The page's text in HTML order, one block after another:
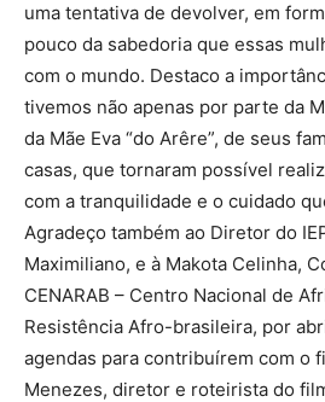
uma tentativa de devolver, em
pouco da sabedoria que essas
com o mundo. Destaco a
tivemos não apenas por parte da
da Mãe Eva “do Arêre”, de seus
casas, que tornaram possível
com a tranquilidade e o cuidado
Agradeço também ao Diretor do
Maximiliano, e à Makota Celinha,
CENARAB – Centro Nacional de
Resistência Afro-brasileira, por
agendas para contribuírem com o
Menezes, diretor e roteirista do